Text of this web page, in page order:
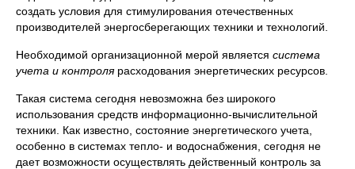
создать условия для стимулирования отечественных
производителей энергосберегающих техники и технологий.
Необходимой организационной мерой является система
учета и контроля расходования энергетических ресурсов.
Такая система сегодня невозможна без широкого
использования средств информационно-вычислительной
техники. Как известно, состояние энергетического учета,
особенно в системах тепло- и водоснабжения, сегодня не
дает возможности осуществлять действенный контроль за